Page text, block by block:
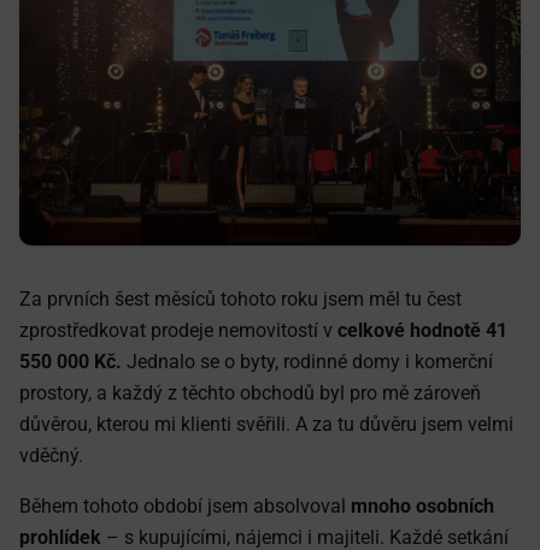
Za prvních šest měsíců tohoto roku jsem měl tu čest
zprostředkovat prodeje nemovitostí v celkové hodnotě 41
550 000 Kč. Jednalo se o byty, rodinné domy i komerční
prostory, a každý z těchto obchodů byl pro mě zároveň
důvěrou, kterou mi klienti svěřili. A za tu důvěru jsem velmi
vděčný.
Během tohoto období jsem absolvoval mnoho osobních
prohlídek – s kupujícími, nájemci i majiteli. Každé setkání